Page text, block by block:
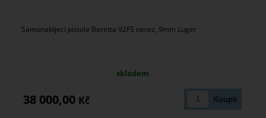
Samonabíjecí pistole Beretta 92FS nerez, 9mm Luger
skladem
38 000,00 Kč